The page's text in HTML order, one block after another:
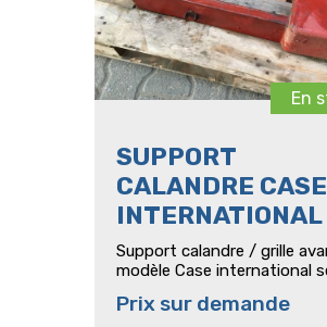
En
SUPPORT
CALANDRE CASE
INTERNATIONAL
Support calandre / grille
modèle Case international
1980
Prix sur demande